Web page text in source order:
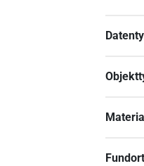
Material
Fundort